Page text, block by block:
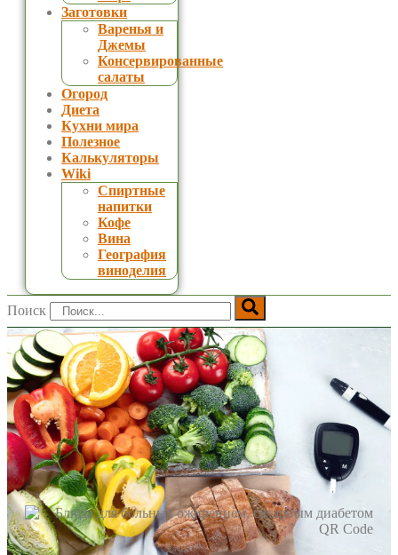
Заготовки
Варенья и
Джемы
Консервированные
салаты
Огород
Диета
Кухни мира
Полезное
Калькуляторы
Wiki
Спиртные
напитки
Кофе
Вина
География
виноделия
Поиск